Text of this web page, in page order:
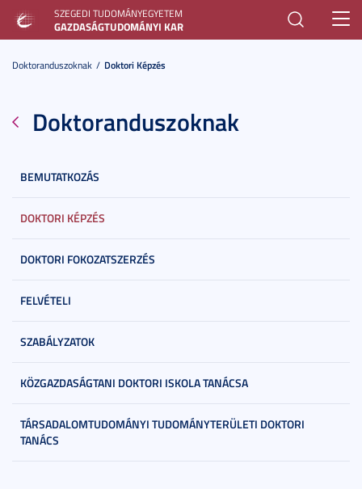
SZEGEDI TUDOMÁNYEGYETEM
GAZDASÁGTUDOMÁNYI KAR
Doktoranduszoknak Doktori Képzés
Doktoranduszoknak
BEMUTATKOZÁS
DOKTORI KÉPZÉS
DOKTORI FOKOZATSZERZÉS
FELVÉTELI
SZABÁLYZATOK
KÖZGAZDASÁGTANI DOKTORI ISKOLA TANÁCSA
TÁRSADALOMTUDOMÁNYI TUDOMÁNYTERÜLETI DOKTORI
TANÁCS